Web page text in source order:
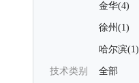
金华(4)
徐州(1)
哈尔滨(1)
技术类别 全部